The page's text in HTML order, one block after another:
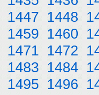
1447 1448
1459 1460
1471 1472
1483 1484
1495 1496